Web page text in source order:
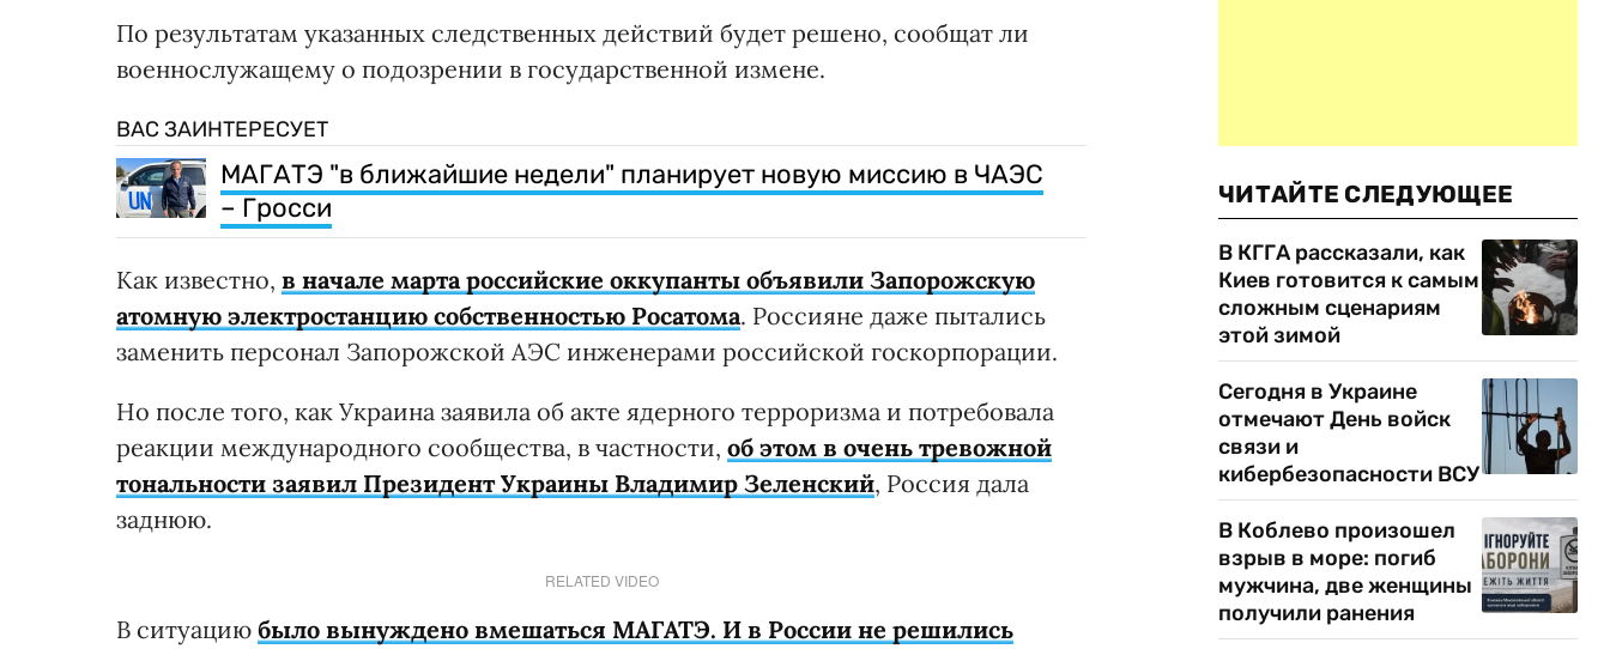
По результатам указанных следственных действий будет решено, сообщат ли
военнослужащему о подозрении в государственной измене.
ВАС ЗАИНТЕРЕСУЕТ
МАГАТЭ "в ближайшие недели" планирует новую миссию в ЧАЭС
– Гросси
Как известно, в начале марта российские оккупанты объявили Запорожскую
атомную электростанцию собственностью Росатома. Россияне даже пытались
заменить персонал Запорожской АЭС инженерами российской госкорпорации.
Но после того, как Украина заявила об акте ядерного терроризма и потребовала
реакции международного сообщества, в частности, об этом в очень тревожной
тональности заявил Президент Украины Владимир Зеленский, Россия дала
заднюю.
RELATED VIDEO
В ситуацию было вынуждено вмешаться МАГАТЭ. И в России не решились
ЧИТАЙТЕ СЛЕДУЮЩЕЕ
В КГГА рассказали, как
Киев готовится к самым
сложным сценариям
этой зимой
Сегодня в Украине
отмечают День войск
связи и
кибербезопасности ВСУ
В Коблево произошел
взрыв в море: погиб
мужчина, две женщины
получили ранения